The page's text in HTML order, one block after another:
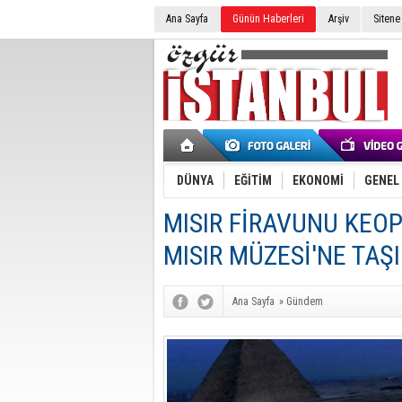
Ana Sayfa Günün Haberleri Arşiv
DÜNYA EĞİTİM EKONOMİ GENEL
MISIR FİRAVUNU
MISIR MÜZESİ'NE
Ana Sayfa » Gündem